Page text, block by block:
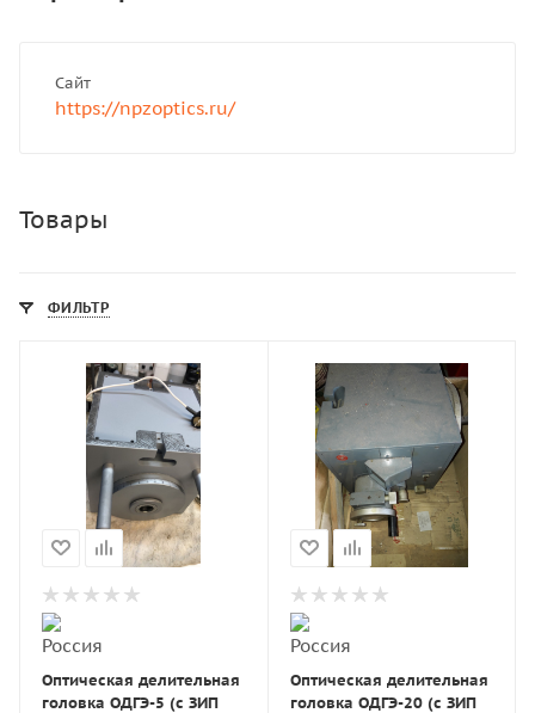
Сайт
https://npzoptics.ru/
Товары
ФИЛЬТР
Оптическая делительная
головка ОДГЭ-5 (с ЗИП
Оптическая делительная
головка ОДГЭ-20 (с ЗИП